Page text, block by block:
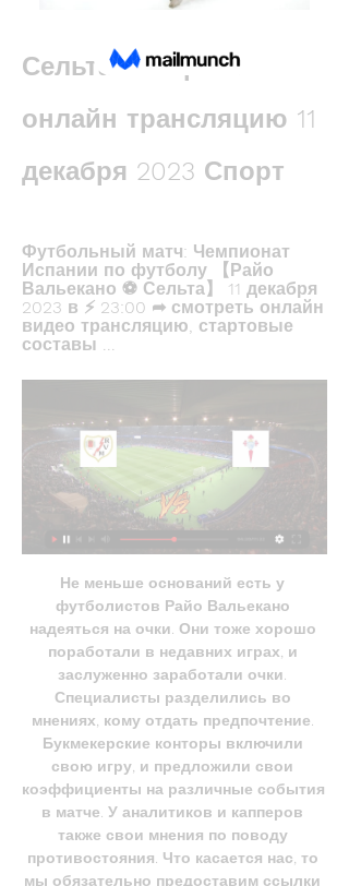
Райо Вальекано
Сельта смотреть
онлайн трансляцию 11
декабря 2023 Спорт
Футбольный матч: Чемпионат
Испании по футболу 【Райо
Вальекано ⚽ Сельта】 11 декабря
2023 в ⚡ 23:00 ➦ смотреть онлайн
видео трансляцию, стартовые
составы ...
Не меньше оснований есть у
футболистов Райо Вальекано
надеяться на очки. Они тоже хорошо
поработали в недавних играх, и
заслуженно заработали очки.
Специалисты разделились во
мнениях, кому отдать предпочтение.
Букмекерские конторы включили
свою игру, и предложили свои
коэффициенты на различные события
в матче. У аналитиков и капперов
также свои мнения по поводу
противостояния. Что касается нас, то
мы обязательно предоставим ссылки